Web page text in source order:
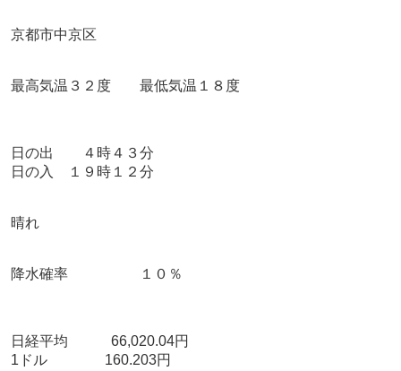
京都市中京区
最高気温３２度 最低気温１８度
日の出 ４時４３ 分
日の入 １９時１２分
晴れ
降水確率 １０％
日経平均 66,020.04円
1ドル 160.203円